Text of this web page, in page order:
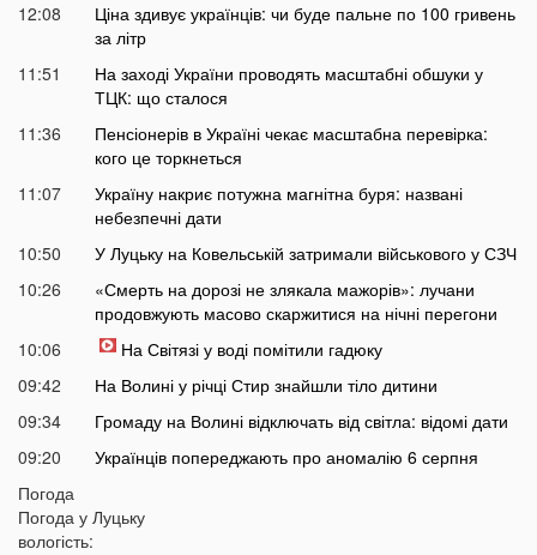
12:08
Ціна здивує українців: чи буде пальне по 100 гривень
за літр
11:51
На заході України проводять масштабні обшуки у
ТЦК: що сталося
11:36
Пенсіонерів в Україні чекає масштабна перевірка:
кого це торкнеться
11:07
Україну накриє потужна магнітна буря: названі
небезпечні дати
10:50
У Луцьку на Ковельській затримали військового у СЗЧ
10:26
«Смерть на дорозі не злякала мажорів»: лучани
продовжують масово скаржитися на нічні перегони
10:06
На Світязі у воді помітили гадюку
09:42
На Волині у річці Стир знайшли тіло дитини
09:34
Громаду на Волині відключать від світла: відомі дати
09:20
Українців попереджають про аномалію 6 серпня
09:05
вважався зниклим безвісти
Погода
Погода у Луцьку
вологість: